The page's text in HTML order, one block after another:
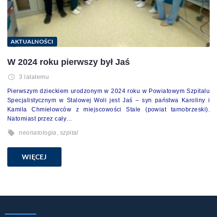
AKTUALNOŚCI
W 2024 roku pierwszy był Jaś
3 latatemu
Pierwszym dzieckiem urodzonym w 2024 roku w Powiatowym Szpitalu
Specjalistycznym w Stalowej Woli jest Jaś – syn państwa Karoliny i
Kamila Chmielowców z miejscowości Stale (powiat tarnobrzeski).
Natomiast przez cały…
neonatologia , szpital
WIĘCEJ